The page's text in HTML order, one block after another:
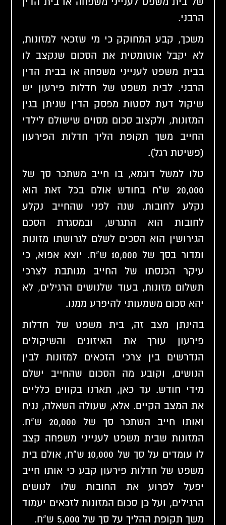
הרבני.
משכך, קבע המחוקק כי מי שזכאי למזונות,
לא יקבל אוטומטית את הסכום שנקצב לו
בבית משפט לענייני משפחה או בבית הדין
הרבני. לבית משפט של חדלות פירעון יש
שיקול דעת לסטות מפסק הדין שניתן בגין
המזונות, ולקצוב סכום מסוים שישולם לילדי
החייב משך תקופת הליך חדלות הפירעון
(פשיטת רגל).
טלו למשל דוגמא, בו חייב משתכר סך של
20,000 ש"ח בחודש אולם בכל זאת הוא
נקלע לחובות. שנה לפני שהחייב נקלע
לחובות הוא התגרש, ובמסגרת הסכם
הגירושין הוא הסכים לשלם לגרושתו מזונות
ומדור בסך של 10,000 ש"ח. יוצא אפוא, כי
עיקר הכנסתו של החייב מנותבת לצרכי
תשלום מזונות, בעוד שלנושים הרגילים, לא
יהא סכום משמעותי להיפרע ממנו.
בהינתן מצב זה, בית משפט של חדלות
פירעון עורך את האיזונים והשיקולים
הנדרשים בין צרכי הזכאים למזונות לבין
הנושים, וקובע מה הסכום שהחייב ישלם
מידי חודש. עד כאן, תארנו בקווים כלליים
את המצב הקיים. אלא, שעולה השאלה, נניח
ואותו חייב השתכר סך של 20,000 ש"ח.
המזונות שבית משפט לענייני משפחה קצב
לו עומדים על סך של 10,000 ש"ח, אולם בית
משפט של חדלות פירעון קבע כי אותו חייב
יפעל לפרוע את החובות שלו לנושים
הרגילים, ועל כן סכום המזונות לזכאים יעמוד
משך תקופת ההליך על סך של 5,000 ש"ח.